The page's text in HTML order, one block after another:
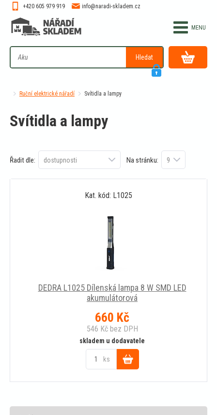
Hledat
+420 605 979 919 info@naradi-skladem.cz
Ruční elektrické nářadí Svítidla a lampy
Svítidla a lampy
Řadit dle: Na stránku:
Kat. kód: L1025
DEDRA L1025 Dílenská lampa 8 W SMD LED
akumulátorová
660 Kč
546 Kčbez DPH
skladem u dodavatele
ks
Do